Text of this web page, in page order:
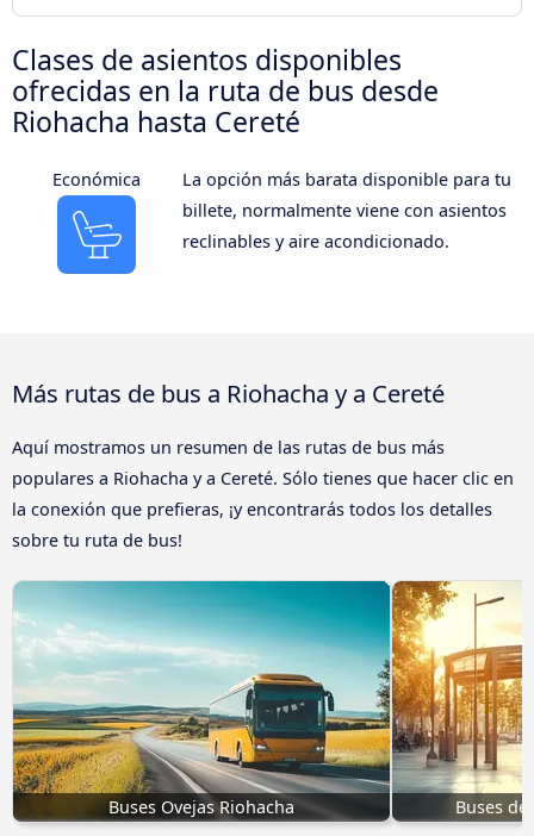
Clases de asientos disponibles
ofrecidas en la ruta de bus desde
Riohacha hasta Cereté
Económica
La opción más barata disponible para tu
billete, normalmente viene con asientos
reclinables y aire acondicionado.
Más rutas de bus a Riohacha y a Cereté
Aquí mostramos un resumen de las rutas de bus más
populares a Riohacha y a Cereté. Sólo tienes que hacer clic en
la conexión que prefieras, ¡y encontrarás todos los detalles
sobre tu ruta de bus!
Buses Ovejas Riohacha Buses de